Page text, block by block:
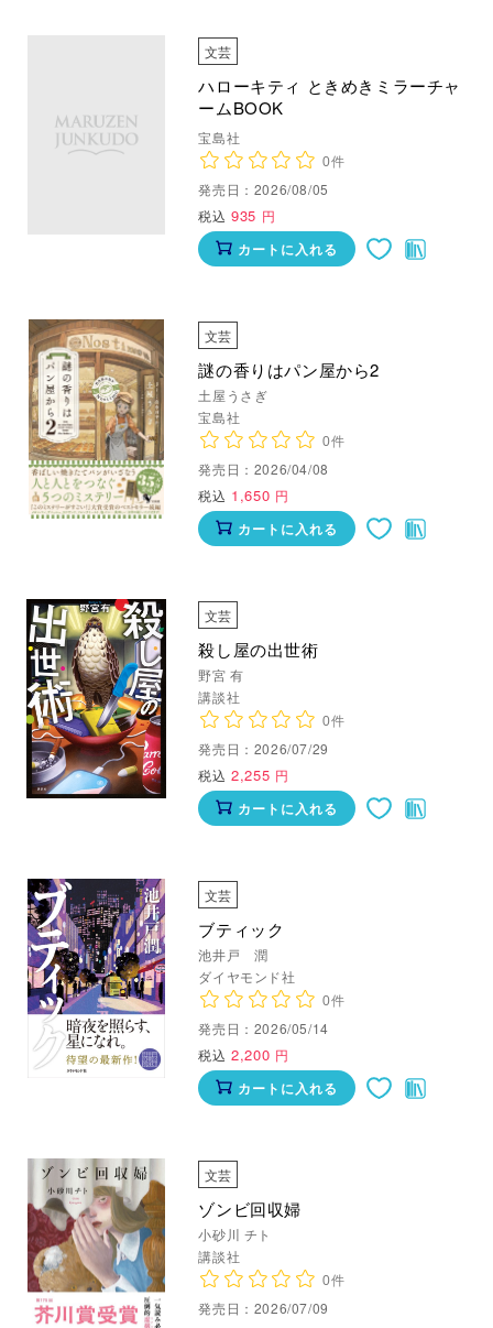
文芸
ハローキティ ときめきミラーチャ
ームBOOK
宝島社
0件
発売日：2026/08/05
税込 935 円
カートに入れる
文芸
謎の香りはパン屋から2
土屋うさぎ
宝島社
0件
発売日：2026/04/08
税込 1,650 円
カートに入れる
文芸
殺し屋の出世術
野宮 有
講談社
0件
発売日：2026/07/29
税込 2,255 円
カートに入れる
文芸
ブティック
池井戸 潤
ダイヤモンド社
0件
発売日：2026/05/14
税込 2,200 円
カートに入れる
文芸
ゾンビ回収婦
小砂川 チト
講談社
0件
発売日：2026/07/09